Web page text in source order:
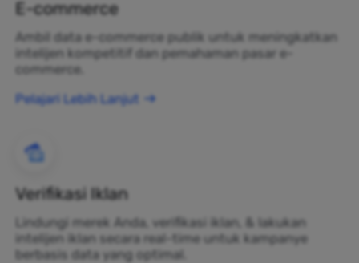
E-commerce
Ambil data e-commerce publik untuk meningkatkan
intelijen kompetitif dan pemahaman pasar e-
commerce.
Pelajari Lebih Lanjut
Verifikasi Iklan
Lindungi merek Anda, verifikasi iklan, & lakukan
intelijen iklan secara real-time untuk kampanye
berbasis data yang optimal.